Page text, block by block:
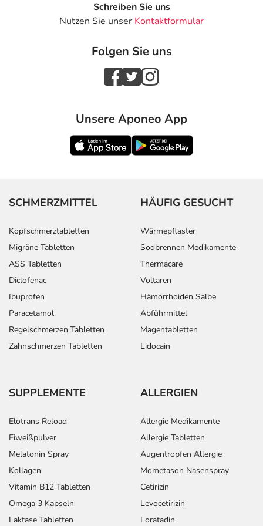
Schreiben Sie uns
Nutzen Sie unser Kontaktformular
Folgen Sie uns
Unsere Aponeo App
SCHMERZMITTEL
Kopfschmerztabletten
Migräne Tabletten
ASS Tabletten
Diclofenac
Ibuprofen
Paracetamol
Regelschmerzen Tabletten
Zahnschmerzen Tabletten
HÄUFIG GESUCHT
Wärmepflaster
Sodbrennen Medikamente
Thermacare
Voltaren
Hämorrhoiden Salbe
Abführmittel
Magentabletten
Lidocain
SUPPLEMENTE
Elotrans Reload
Eiweißpulver
Melatonin Spray
Kollagen
Vitamin B12 Tabletten
Omega 3 Kapseln
Laktase Tabletten
ALLERGIEN
Allergie Medikamente
Allergie Tabletten
Augentropfen Allergie
Mometason Nasenspray
Cetirizin
Levocetirizin
Loratadin